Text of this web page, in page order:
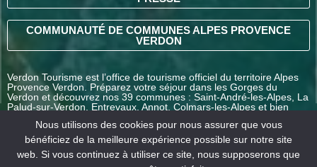
COMMUNAUTÉ DE COMMUNES ALPES PROVENCE
VERDON
Verdon Tourisme est l’office de tourisme officiel du territoire Alpes
Provence Verdon. Préparez votre séjour dans les Gorges du
Verdon et découvrez nos 39 communes : Saint-André-les-Alpes, La
Palud-sur-Verdon, Entrevaux, Annot, Colmars-les-Alpes et bien
COMMENT VENIR ?
Nous utilisons des cookies pour nous assurer que vous
bénéficiez de la meilleure expérience possible sur notre site
web. Si vous continuez à utiliser ce site, nous supposerons que